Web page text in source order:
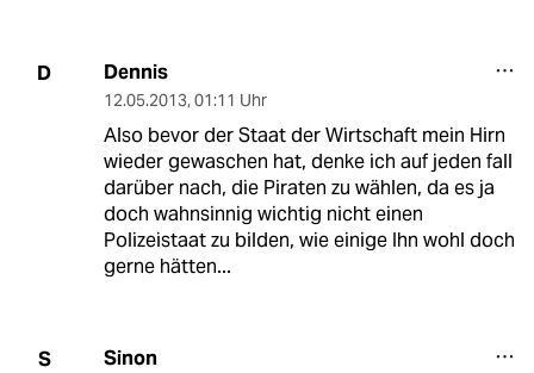
D Dennis
12.05.2013, 01:11 Uhr
Also bevor der Staat der Wirtschaft mein Hirn
wieder gewaschen hat, denke ich auf jeden fall
darüber nach, die Piraten zu wählen, da es ja
doch wahnsinnig wichtig nicht einen
Polizeistaat zu bilden, wie einige Ihn wohl doch
gerne hätten...
S Sinon